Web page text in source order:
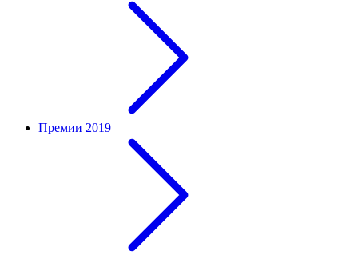
Премии 2019